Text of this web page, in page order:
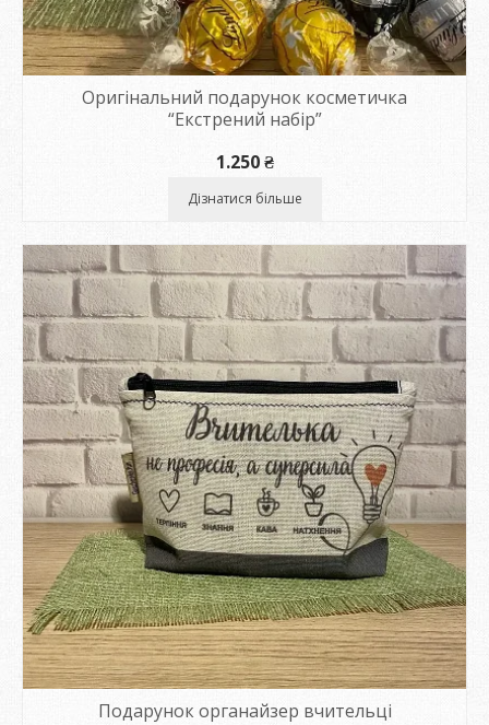
Оригінальний подарунок косметичка
“Екстрений набір”
1.250₴
Дізнатися більше
Подарунок органайзер вчительці